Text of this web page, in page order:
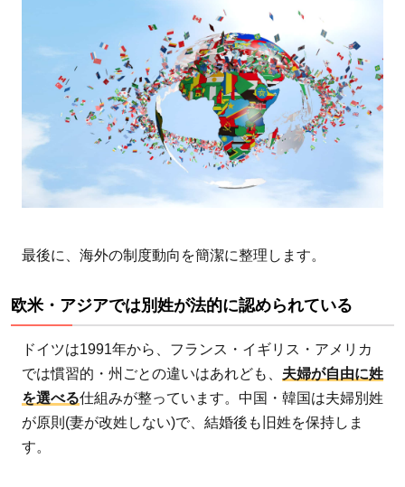
点も
理解
した
で、
見を
う
8
関連
情
報・
支援
の輪
最後に、海外の制度動向を簡潔に整理します。
欧米・アジアでは別姓が法的に認められている
ドイツは1991年から、フランス・イギリス・アメリカ
では慣習的・州ごとの違いはあれども、 夫婦が自由に姓
を選べる仕組みが整っています。中国・韓国は夫婦別姓
が原則(妻が改姓しない)で、結婚後も旧姓を保持しま
す。